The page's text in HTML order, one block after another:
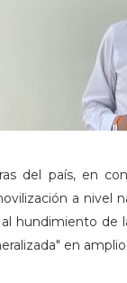
del país, en
a nivel
hundimiento de
en